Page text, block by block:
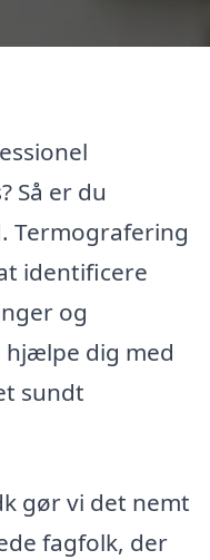
Så er du
Termografering
identificere
og
hjælpe dig med
sundt
gør vi det nemt
fagfolk, der